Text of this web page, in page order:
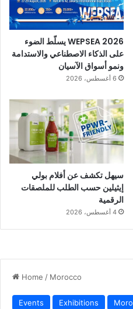
WEPSEA 2026 يسلّط الضوء
على الذكاء الاصطناعي والاستدامة
ونمو أسواق الآسيان
6 أغسطس، 2026
سيهل تكشف عن أفلام بولي
إيثيلين حسب الطلب للملصقات
الرقمية
4 أغسطس، 2026